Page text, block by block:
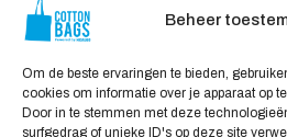
Beheer
Om de beste ervaringen te bieden,
cookies om informatie over je apparaat op
Door in te stemmen met deze
surfgedrag of unieke ID's op deze site
Privacy Voorwaarden
Levering en Retourneren
Veilig Shoppen
Mijn account